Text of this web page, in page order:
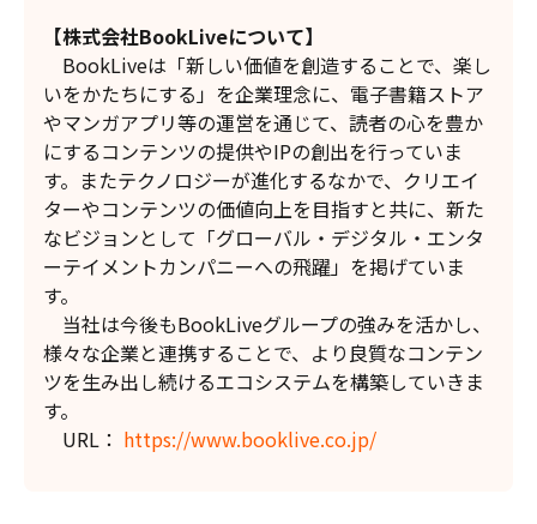
【株式会社BookLiveについて】
BookLiveは「新しい価値を創造することで、楽し
いをかたちにする」を企業理念に、電子書籍ストア
やマンガアプリ等の運営を通じて、読者の心を豊か
にするコンテンツの提供やIPの創出を行っていま
す。またテクノロジーが進化するなかで、クリエイ
ターやコンテンツの価値向上を目指すと共に、新た
なビジョンとして「グローバル・デジタル・エンタ
ーテイメントカンパニーへの飛躍」を掲げていま
す。
当社は今後もBookLiveグループの強みを活かし、
様々な企業と連携することで、より良質なコンテン
ツを生み出し続けるエコシステムを構築していきま
す。
URL： https://www.booklive.co.jp/